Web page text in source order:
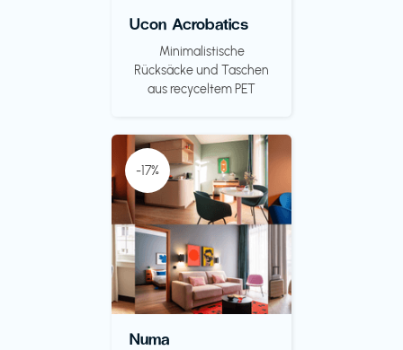
Ucon Acrobatics
Minimalistische
Rücksäcke und Taschen
aus recyceltem PET
-17%
Numa